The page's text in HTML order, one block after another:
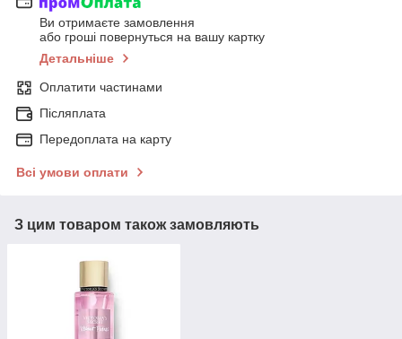
Ви отримаєте замовлення
або гроші повернуться на вашу картку
Детальніше
Оплатити частинами
Післяплата
Передоплата на карту
Всі умови оплати
З цим товаром також замовляють